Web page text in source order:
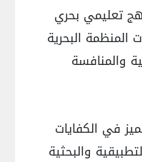
تعليمي بحري
البحرية
والمنافسة
في الكفايات
والبحثية